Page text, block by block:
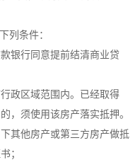
列条件：
银行同意提前结清商业贷
政区域范围内。已经取得
，须使用该房产落实抵押。
其他房产或第三方房产做抵
；